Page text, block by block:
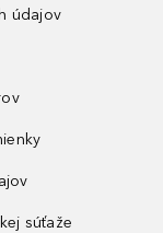
údajov
súťaže